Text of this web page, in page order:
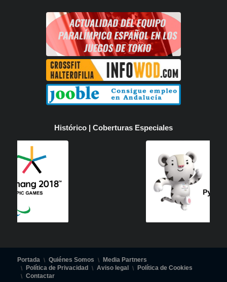
Histórico | Coberturas Especiales
Portada Quiénes Somos
Media Partners
Política de Privacidad
Aviso legal
Política de Cookies
Contactar